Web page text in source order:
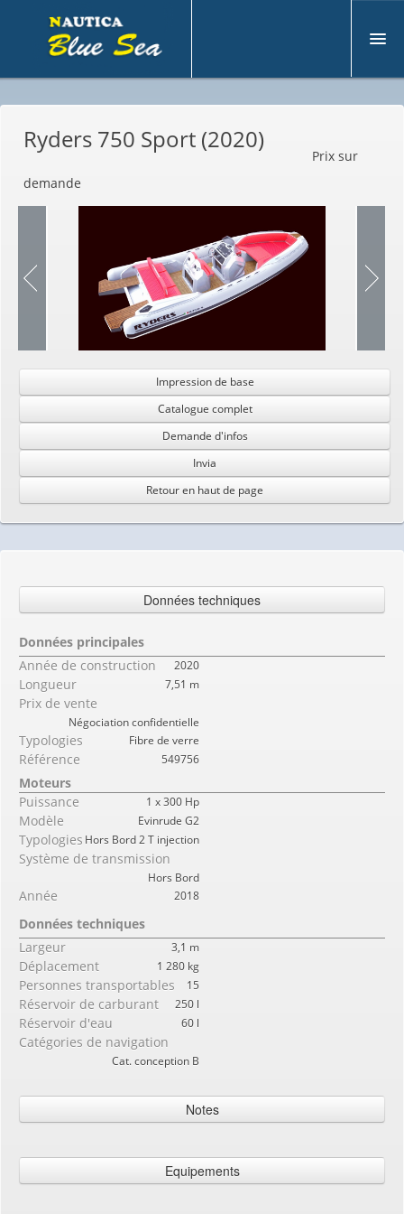
Àpropos de nous
D'occasion
Motoryacht
Services
Ryders 750 Sport (2020)
Prix sur
demande
Impression de base
Catalogue complet
Demande d'infos
Invia
Retour en haut de page
Données techniques
Données principales
Année de construction
2020
Longueur 7,51 m
Prix de vente
Négociation confidentielle
Typologies Fibre de verre
Référence 549756
Moteurs
Puissance
1 x 300 Hp
Modèle Evinrude G2
Typologies Hors Bord 2 T injection
Système de transmission
Hors Bord
Année 2018
Données techniques
Largeur
3,1 m
Déplacement 1 280 kg
Personnes transportables 15
Réservoir de carburant 250 l
Réservoir d'eau 60 l
Catégories de navigation
Cat. conception B
Notes
en acier inoxydable et de pare-brise, compas, instruments de tableau
de bord, volant, prise 12 V USB, trompette encastré LED feux de
Equipements